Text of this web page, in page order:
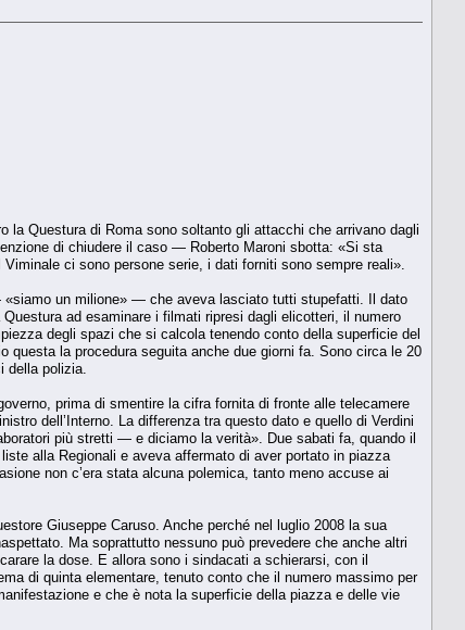
la Questura di Roma sono soltanto gli attacchi che arrivano dagli
di chiudere il caso — Roberto Maroni sbotta: «Si sta
ci sono persone serie, i dati forniti sono sempre reali».
«siamo un milione» — che aveva lasciato tutti stupefatti. Il dato
ad esaminare i filmati ripresi dagli elicotteri, il numero
degli spazi che si calcola tenendo conto della superficie del
la procedura seguita anche due giorni fa. Sono circa le 20
della polizia.
prima di smentire la cifra fornita di fronte alle telecamere
dell’Interno. La differenza tra questo dato e quello di Verdini
più stretti — e diciamo la verità». Due sabati fa, quando il
alla Regionali e aveva affermato di aver portato in piazza
non c’era stata alcuna polemica, tanto meno accuse ai
Giuseppe Caruso. Anche perché nel luglio 2008 la sua
Ma soprattutto nessuno può prevedere che anche altri
la dose. E allora sono i sindacati a schierarsi, con il
di quinta elementare, tenuto conto che il numero massimo per
e che è nota la superficie della piazza e delle vie